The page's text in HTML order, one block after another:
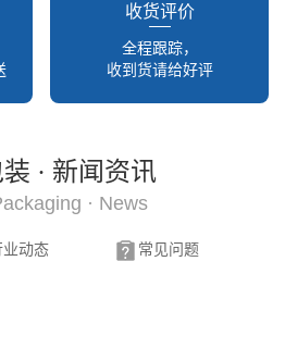
收货评价
全程跟踪，
收到货请给好评
· 新闻资讯
· News
业动态 常见问题